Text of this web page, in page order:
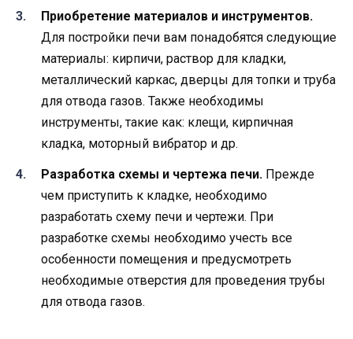
Приобретение материалов и инструментов.
Для постройки печи вам понадобятся следующие
материалы: кирпичи, раствор для кладки,
металлический каркас, дверцы для топки и труба
для отвода газов. Также необходимы
инструменты, такие как: клещи, кирпичная
кладка, моторный вибратор и др.
Разработка схемы и чертежа печи. Прежде
чем приступить к кладке, необходимо
разработать схему печи и чертежи. При
разработке схемы необходимо учесть все
особенности помещения и предусмотреть
необходимые отверстия для проведения трубы
для отвода газов.